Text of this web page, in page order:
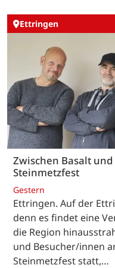
Ettringen
Zwischen Basalt
Steinmetzfest
Gestern
Ettringen. Auf der
denn es findet eine
die Region
und Besucher/innen
Steinmetzfest statt,…